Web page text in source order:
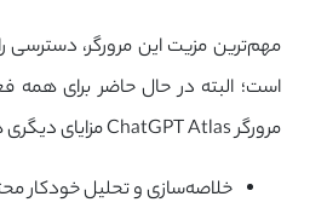
مهم‌ترین مزیت این مرورگر، دسترسی
است؛ البته در حال حاضر برای همه
مرورگر ChatGPT Atlas مزایای دیگری هم دارد که عبارت‌اند از:
خلاصه‌سازی و تحلیل خودکار